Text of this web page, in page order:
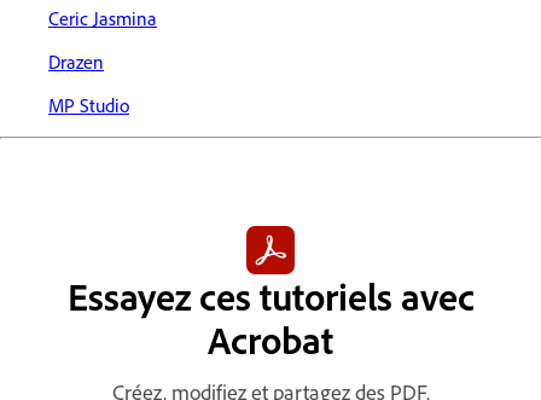
Ceric Jasmina
Drazen
MP Studio
Essayez ces tutoriels avec
Acrobat
Créez, modifiez et partagez des PDF.